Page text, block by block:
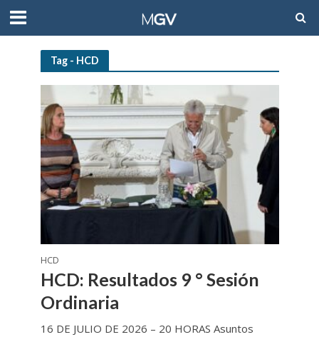
Tag - HCD
HCD
HCD: Resultados 9 ° Sesión
Ordinaria
16 DE JULIO DE 2026 – 20 HORAS Asuntos